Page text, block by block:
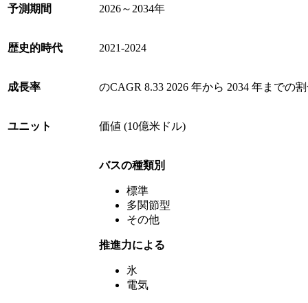
予測期間 2026～2034年
歴史的時代 2021-2024
成長率 のCAGR 8.33 2026 年から 2034 年までの
ユニット 価値 (10億米ドル)
バスの種類別
標準
多関節型
その他
推進力による
氷
電気